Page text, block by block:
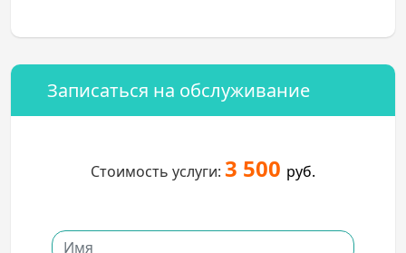
Записаться на обслуживание
Стоимость услуги: 3 500 руб.